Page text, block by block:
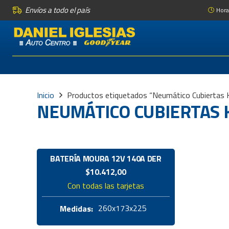
Envíos a todo el país
Inicio Productos etiquetados “Neumático Cubiertas
NEUMÁTICO CUBIERTAS
BATERÍA MOURA 12V 140A DER
$10.412,00
Con todas las tarjetas
Medidas: 260x173x225